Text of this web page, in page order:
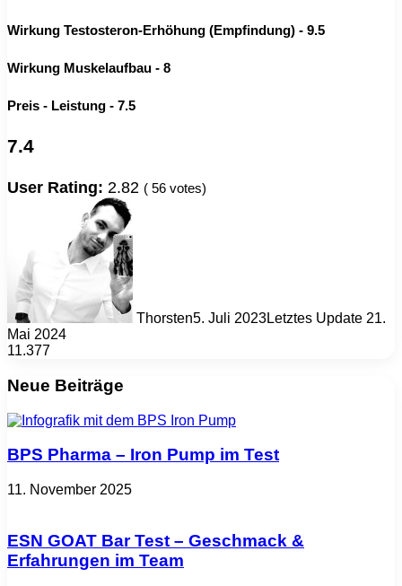
Wirkung Testosteron-Erhöhung (Empfindung) - 9.5
Wirkung Muskelaufbau - 8
Preis - Leistung - 7.5
7.4
User Rating: 2.82 ( 56 votes)
Thorsten5. Juli 2023Letztes Update 21.
Mai 2024
11.377
Neue Beiträge
BPS Pharma – Iron Pump im Test
11. November 2025
ESN GOAT Bar Test – Geschmack &
Erfahrungen im Team